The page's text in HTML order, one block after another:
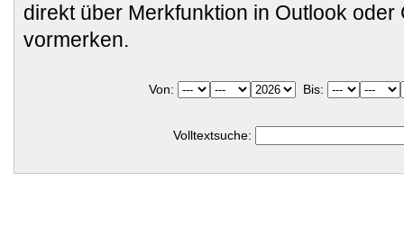
direkt über Merkfunktion in Outlook oder
vormerken.
Von: Bis:
Volltextsuche: